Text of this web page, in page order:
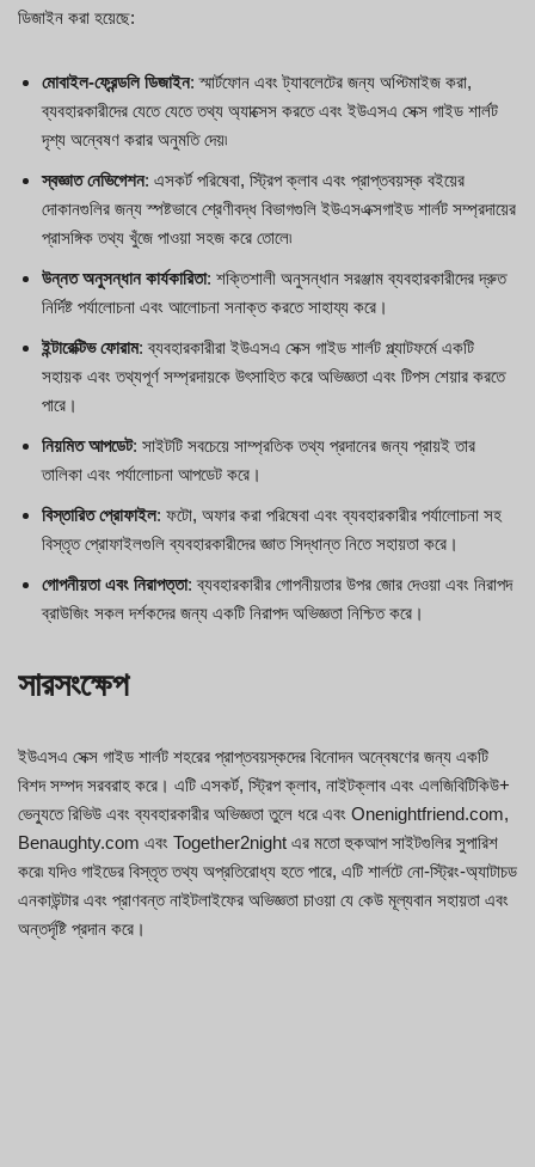
ডিজাইন করা হয়েছে:
মোবাইল-ফ্রেন্ডলি ডিজাইন: স্মার্টফোন এবং ট্যাবলেটের জন্য অপ্টিমাইজ করা,
ব্যবহারকারীদের যেতে যেতে তথ্য অ্যাক্সেস করতে এবং ইউএসএ সেক্স গাইড শার্লট
দৃশ্য অন্বেষণ করার অনুমতি দেয়৷
স্বজ্ঞাত নেভিগেশন: এসকর্ট পরিষেবা, স্ট্রিপ ক্লাব এবং প্রাপ্তবয়স্ক বইয়ের
দোকানগুলির জন্য স্পষ্টভাবে শ্রেণীবদ্ধ বিভাগগুলি ইউএসএক্সগাইড শার্লট সম্প্রদায়ের
প্রাসঙ্গিক তথ্য খুঁজে পাওয়া সহজ করে তোলে৷
উন্নত অনুসন্ধান কার্যকারিতা: শক্তিশালী অনুসন্ধান সরঞ্জাম ব্যবহারকারীদের দ্রুত
নির্দিষ্ট পর্যালোচনা এবং আলোচনা সনাক্ত করতে সাহায্য করে।
ইন্টারেক্টিভ ফোরাম: ব্যবহারকারীরা ইউএসএ সেক্স গাইড শার্লট প্ল্যাটফর্মে একটি
সহায়ক এবং তথ্যপূর্ণ সম্প্রদায়কে উৎসাহিত করে অভিজ্ঞতা এবং টিপস শেয়ার করতে
পারে।
নিয়মিত আপডেট: সাইটটি সবচেয়ে সাম্প্রতিক তথ্য প্রদানের জন্য প্রায়ই তার
তালিকা এবং পর্যালোচনা আপডেট করে।
বিস্তারিত প্রোফাইল: ফটো, অফার করা পরিষেবা এবং ব্যবহারকারীর পর্যালোচনা সহ
বিস্তৃত প্রোফাইলগুলি ব্যবহারকারীদের জ্ঞাত সিদ্ধান্ত নিতে সহায়তা করে।
গোপনীয়তা এবং নিরাপত্তা: ব্যবহারকারীর গোপনীয়তার উপর জোর দেওয়া এবং নিরাপদ
ব্রাউজিং সকল দর্শকদের জন্য একটি নিরাপদ অভিজ্ঞতা নিশ্চিত করে।
সারসংক্ষেপ
ইউএসএ সেক্স গাইড শার্লট শহরের প্রাপ্তবয়স্কদের বিনোদন অন্বেষণের জন্য একটি
বিশদ সম্পদ সরবরাহ করে। এটি এসকর্ট, স্ট্রিপ ক্লাব, নাইটক্লাব এবং এলজিবিটিকিউ+
ভেন্যুতে রিভিউ এবং ব্যবহারকারীর অভিজ্ঞতা তুলে ধরে এবং Onenightfriend.com,
Benaughty.com এবং Together2night এর মতো হুকআপ সাইটগুলির সুপারিশ
করে৷ যদিও গাইডের বিস্তৃত তথ্য অপ্রতিরোধ্য হতে পারে, এটি শার্লটে নো-স্ট্রিং-অ্যাটাচড
এনকাউন্টার এবং প্রাণবন্ত নাইটলাইফের অভিজ্ঞতা চাওয়া যে কেউ মূল্যবান সহায়তা এবং
অন্তর্দৃষ্টি প্রদান করে।